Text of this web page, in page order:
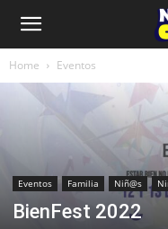
Home Eventos
Eventos Familia Niñ@s
BienFest 2022